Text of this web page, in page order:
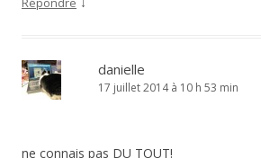
danielle
17 juillet 2014 à 10 h 53 min
ne connais pas DU TOUT!